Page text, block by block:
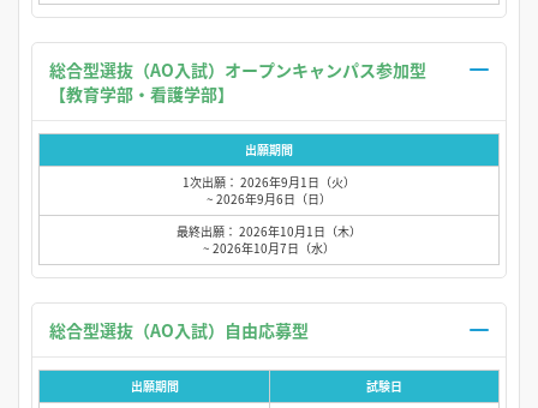
総合型選抜（AO入試）オープンキャンパス参加型
出願期間
1次出願： 2026年9月1日（火）
~ 2026年9月6日（日）
最終出願： 2026年10月1日（木）
~ 2026年10月7日（水）
出願期間
試験日